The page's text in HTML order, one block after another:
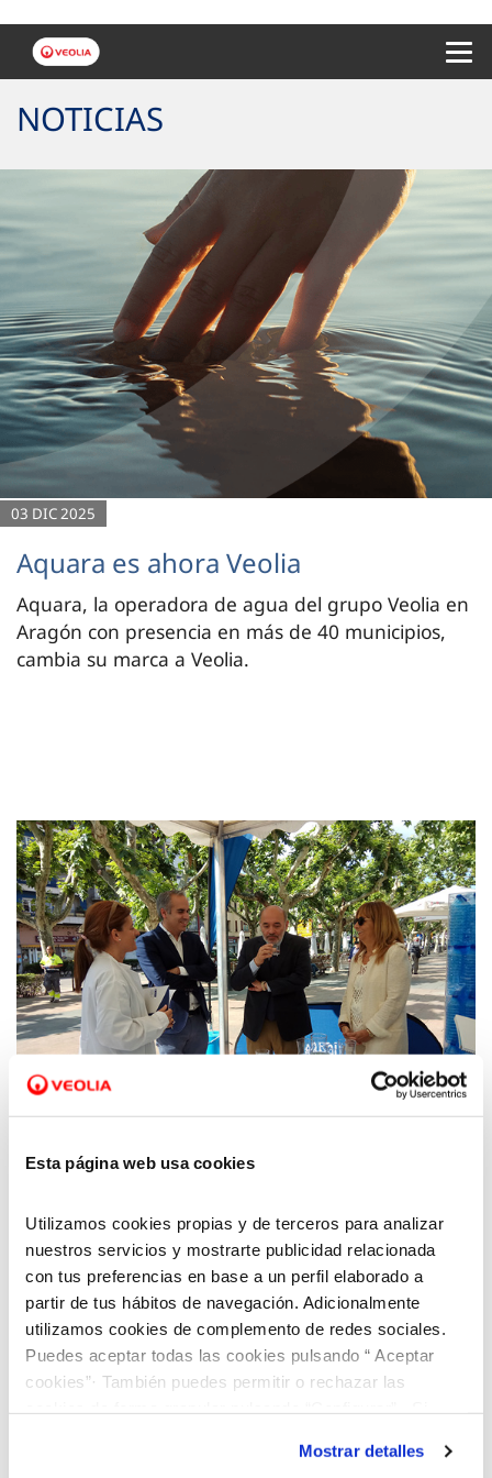
Esta página web usa cookies
Utilizamos cookies propias y de terceros para analizar
nuestros servicios y mostrarte publicidad relacionada
con tus preferencias en base a un perfil elaborado a
partir de tus hábitos de navegación. Adicionalmente
utilizamos cookies de complemento de redes sociales.
Puedes aceptar todas las cookies pulsando “ Aceptar
cookies”· También puedes permitir o rechazar las
instalación de todas las cookies salvo las necesarias que
Mostrar detalles
NOTICIAS
03 DIC 2025
Aquara es ahora Veolia
Aquara, la operadora de agua del grupo Veolia en
Aragón con presencia en más de 40 municipios,
cambia su marca a Veolia.
05 JUN 2018
Ambiente promoviendo el consumo del
agua del grifo